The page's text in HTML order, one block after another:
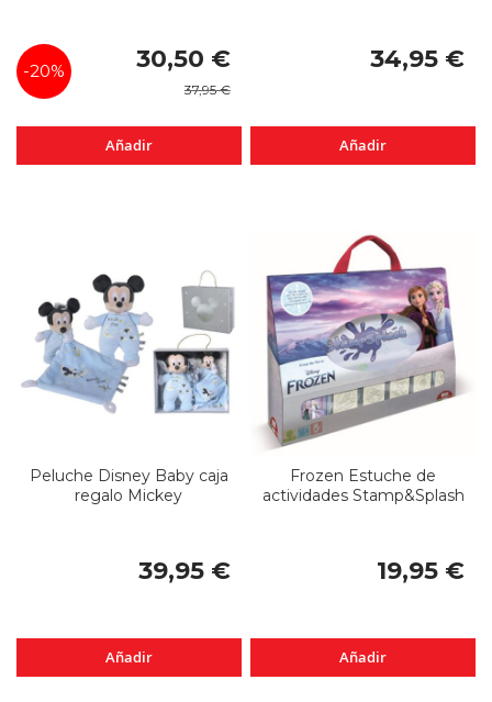
-20%
Precio
especial
30,50 €
37,95 €
Añadir
34,95 €
Añadir
Peluche Disney Baby caja
regalo Mickey
39,95 €
Añadir
Frozen Estuche de
actividades Stamp&Splash
19,95 €
Añadir